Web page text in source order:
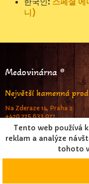
니)
Medovinárna ®
Největší kamenná
Na Zderaze 14, Praha 2
+420 775 633 077
www.medovinarna.cz
© FrameStar s.r.o. & Jiří
|Podmínky užití|Osobní
Kopírování textů, obrázků
těchto stránek není bez
Tento web používá
reklam a analýze
tohoto